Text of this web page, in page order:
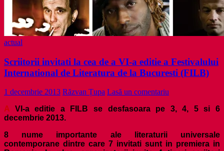
actual
Scriitorii invitati la cea de a VI-a editie a Festivalului
International de Literatura de la Bucuresti (FILB)
1 decembrie 2013 Răzvan Țupa Lasă un comentariu
A VI-aeditie a FILB se desfasoara pe 3, 4, 5 si 6
decembrie 2013.
8 nume importante ale literaturii universale
contemporane dintre care 7 invitati sunt in premiera in